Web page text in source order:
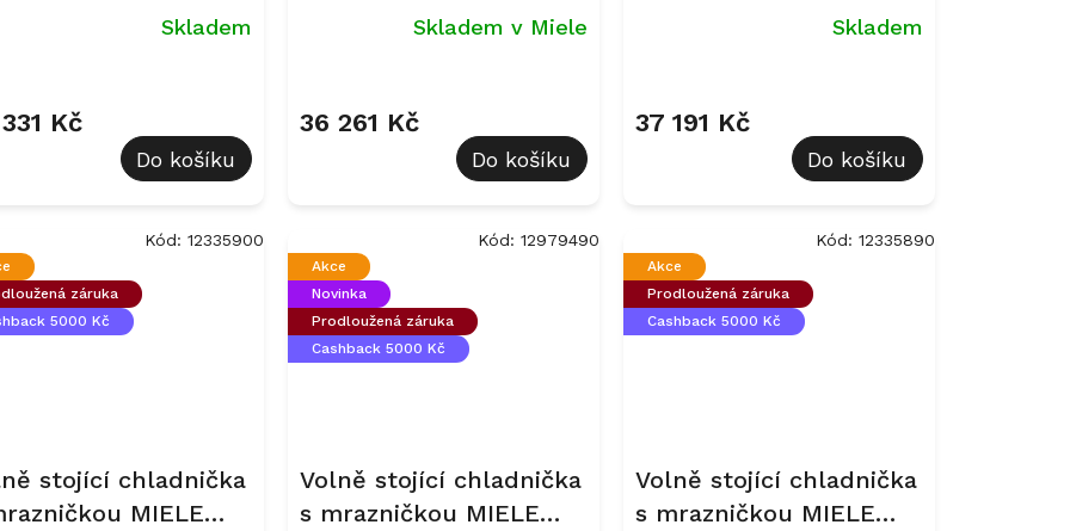
Skladem
Kč
Do košíku
KFN 4397 CD Nerez
produktu
je
Skladem v Miele
36 261 Kč
Do košíku
KFN 4797 CD BíláSkladem
37 191 Kč
Do košíku
záruka
5000 Kč
stojící chladnička
MIELE
Kód: 12335900
Akce
Novinka
Prodloužená záruka
Cashback 5000 Kč
Volně stojící chladnička
s mrazničkou MIELE
Kód: 12979490
Akce
Prodloužená záruka
Cashback 5000 Kč
Volně stojící chladnička
s mrazničkou MIELE
Kód: 12335890